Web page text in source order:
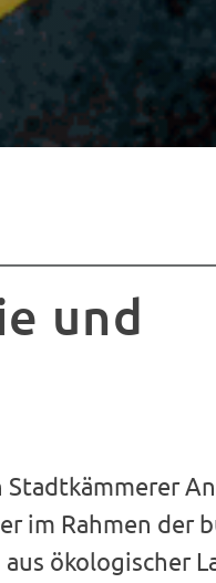
und
im Rahmen der
ökologischer